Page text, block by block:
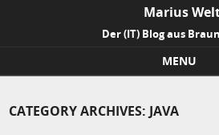
Marius
Der (IT) Blog aus
MENU
CATEGORY ARCHIVES: JAVA